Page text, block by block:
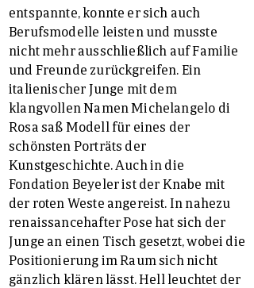
entspannte, konnte er sich auch
Berufsmodelle leisten und musste
nicht mehr ausschließlich auf Familie
und Freunde zurückgreifen. Ein
italienischer Junge mit dem
klangvollen Namen Michelangelo di
Rosa saß Modell für eines der
schönsten Porträts der
Kunstgeschichte. Auch in die
Fondation Beyeler ist der Knabe mit
der roten Weste angereist. In nahezu
renaissancehafter Pose hat sich der
Junge an einen Tisch gesetzt, wobei die
Positionierung im Raum sich nicht
gänzlich klären lässt. Hell leuchtet der